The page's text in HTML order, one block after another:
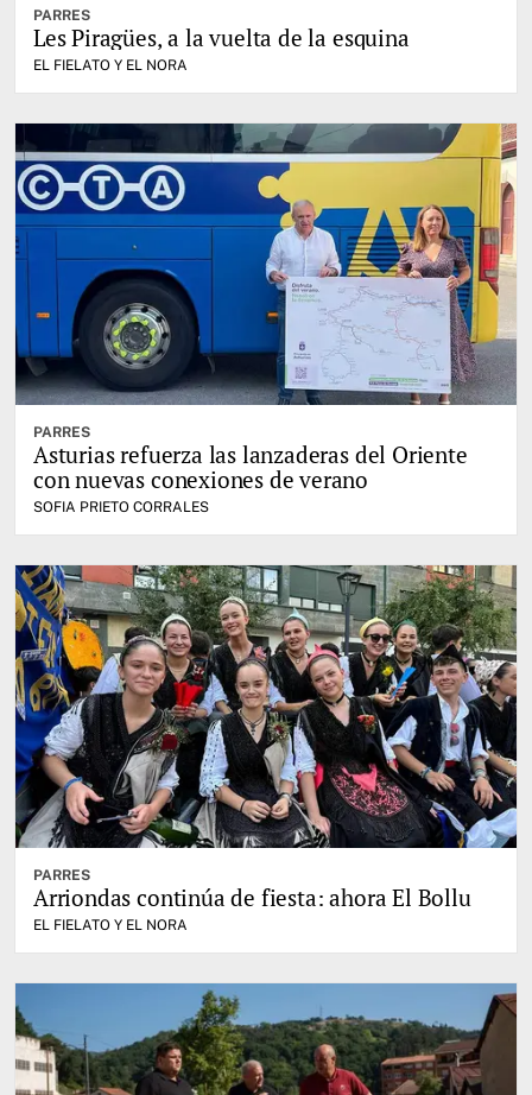
PARRES
Les Piragües, a la vuelta de la esquina
EL FIELATO Y EL NORA
PARRES
Asturias refuerza las lanzaderas del Oriente
con nuevas conexiones de verano
SOFIA PRIETO CORRALES
PARRES
Arriondas continúa de fiesta: ahora El Bollu
EL FIELATO Y EL NORA